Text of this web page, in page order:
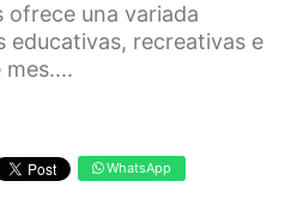
ofrece una variada
educativas, recreativas e
WhatsApp